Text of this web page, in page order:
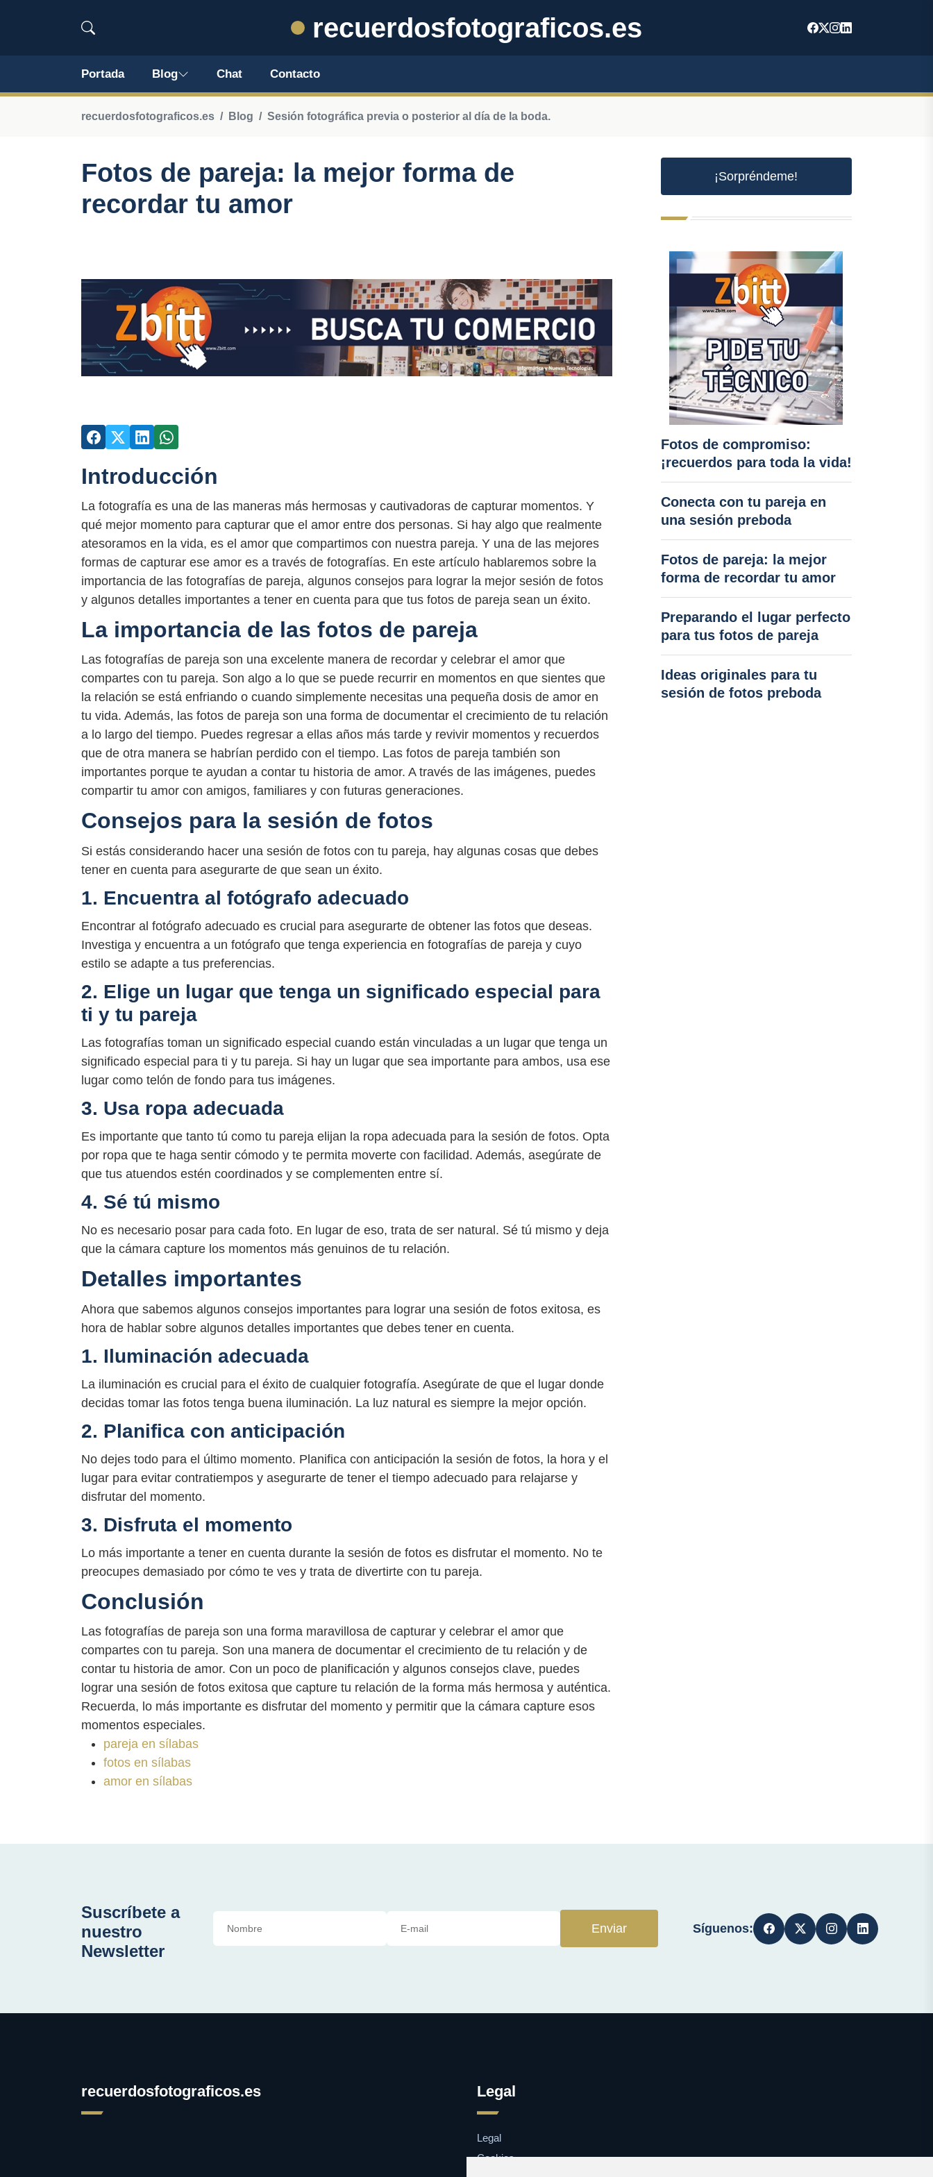
recuerdosfotograficos.es
Portada Blog Chat Contacto
recuerdosfotograficos.es Blog Sesión fotográfica previa o posterior al día de la boda.
Fotos de pareja: la mejor forma de
recordar tu amor
Introducción
La fotografía es una de las maneras más hermosas y cautivadoras de capturar momentos. Y
qué mejor momento para capturar que el amor entre dos personas. Si hay algo que realmente
atesoramos en la vida, es el amor que compartimos con nuestra pareja. Y una de las mejores
formas de capturar ese amor es a través de fotografías. En este artículo hablaremos sobre la
importancia de las fotografías de pareja, algunos consejos para lograr la mejor sesión de fotos
y algunos detalles importantes a tener en cuenta para que tus fotos de pareja sean un éxito.
La importancia de las fotos de pareja
Las fotografías de pareja son una excelente manera de recordar y celebrar el amor que
compartes con tu pareja. Son algo a lo que se puede recurrir en momentos en que sientes que
la relación se está enfriando o cuando simplemente necesitas una pequeña dosis de amor en
tu vida. Además, las fotos de pareja son una forma de documentar el crecimiento de tu relación
a lo largo del tiempo. Puedes regresar a ellas años más tarde y revivir momentos y recuerdos
que de otra manera se habrían perdido con el tiempo. Las fotos de pareja también son
importantes porque te ayudan a contar tu historia de amor. A través de las imágenes, puedes
compartir tu amor con amigos, familiares y con futuras generaciones.
Consejos para la sesión de fotos
Si estás considerando hacer una sesión de fotos con tu pareja, hay algunas cosas que debes
tener en cuenta para asegurarte de que sean un éxito.
1. Encuentra al fotógrafo adecuado
Encontrar al fotógrafo adecuado es crucial para asegurarte de obtener las fotos que deseas.
Investiga y encuentra a un fotógrafo que tenga experiencia en fotografías de pareja y cuyo
estilo se adapte a tus preferencias.
2. Elige un lugar que tenga un significado especial para
ti y tu pareja
Las fotografías toman un significado especial cuando están vinculadas a un lugar que tenga un
significado especial para ti y tu pareja. Si hay un lugar que sea importante para ambos, usa ese
lugar como telón de fondo para tus imágenes.
3. Usa ropa adecuada
Es importante que tanto tú como tu pareja elijan la ropa adecuada para la sesión de fotos. Opta
por ropa que te haga sentir cómodo y te permita moverte con facilidad. Además, asegúrate de
que tus atuendos estén coordinados y se complementen entre sí.
4. Sé tú mismo
No es necesario posar para cada foto. En lugar de eso, trata de ser natural. Sé tú mismo y deja
que la cámara capture los momentos más genuinos de tu relación.
Detalles importantes
Ahora que sabemos algunos consejos importantes para lograr una sesión de fotos exitosa, es
hora de hablar sobre algunos detalles importantes que debes tener en cuenta.
1. Iluminación adecuada
La iluminación es crucial para el éxito de cualquier fotografía. Asegúrate de que el lugar donde
decidas tomar las fotos tenga buena iluminación. La luz natural es siempre la mejor opción.
2. Planifica con anticipación
No dejes todo para el último momento. Planifica con anticipación la sesión de fotos, la hora y el
lugar para evitar contratiempos y asegurarte de tener el tiempo adecuado para relajarse y
disfrutar del momento.
3. Disfruta el momento
Lo más importante a tener en cuenta durante la sesión de fotos es disfrutar el momento. No te
preocupes demasiado por cómo te ves y trata de divertirte con tu pareja.
Conclusión
Las fotografías de pareja son una forma maravillosa de capturar y celebrar el amor que
compartes con tu pareja. Son una manera de documentar el crecimiento de tu relación y de
contar tu historia de amor. Con un poco de planificación y algunos consejos clave, puedes
lograr una sesión de fotos exitosa que capture tu relación de la forma más hermosa y auténtica.
Recuerda, lo más importante es disfrutar del momento y permitir que la cámara capture esos
momentos especiales.
pareja en sílabas
fotos en sílabas
amor en sílabas
¡Sorpréndeme!
Fotos de compromiso:
¡recuerdos para toda la vida!
Conecta con tu pareja en
una sesión preboda
Fotos de pareja: la mejor
forma de recordar tu amor
Preparando el lugar perfecto
para tus fotos de pareja
Ideas originales para tu
sesión de fotos preboda
Suscríbete a
nuestro
Newsletter
Enviar Síguenos:
recuerdosfotograficos.es Legal
Legal
Cookies